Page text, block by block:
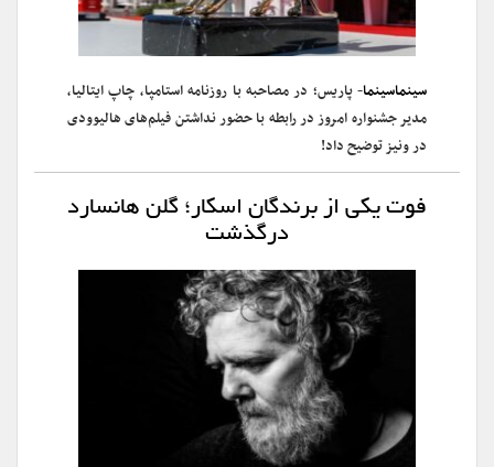
سینماسینما- پاریس؛ در مصاحبه با روزنامه استامپا، چاپ ایتالیا،
مدیر جشنواره امروز در رابطه با حضور نداشتن فیلم‌های‌ هالیوودی‌
در ونیز توضیح داد‌!
فوت یکی از برندگان اسکار؛ گلن هانسارد
درگذشت